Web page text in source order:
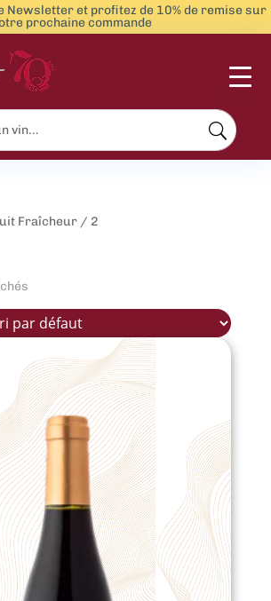
Newsletter et profitez de 10% de remise sur
prochaine commande
Fraîcheur / 2